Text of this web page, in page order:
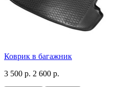
Коврик в багажник
3 500 р. 2 600 р.